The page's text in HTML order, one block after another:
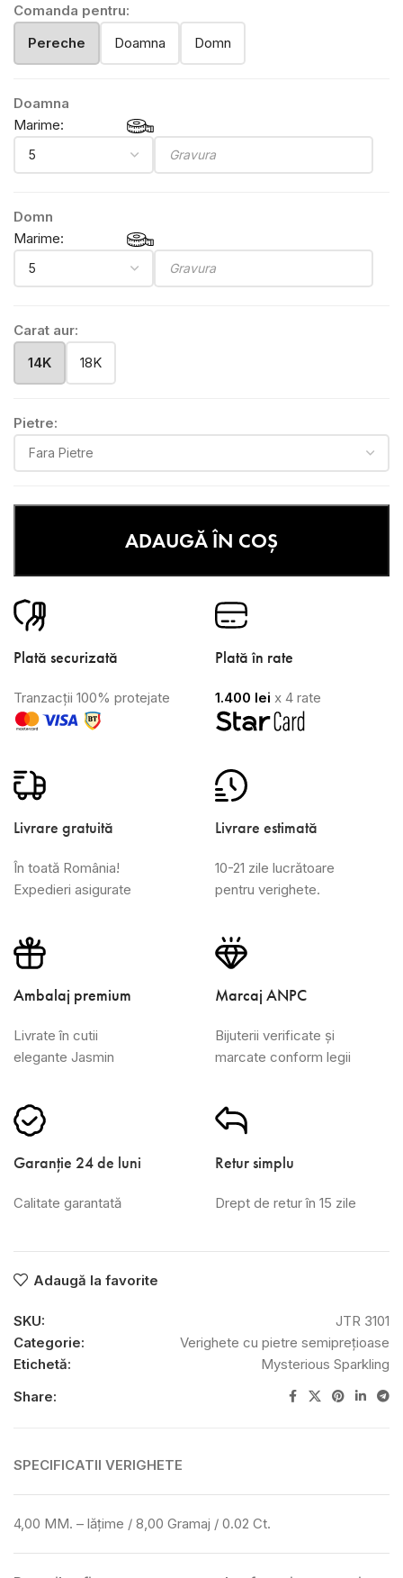
Comanda pentru:
Pereche
Doamna Domn
Doamna
Marime:
Domn
Marime:
Carat aur:
14K
18K
Pietre:
ADAUGĂ ÎN COȘ
Plată securizată
Tranzacții 100% protejate
Plată în rate
1.400 lei x 4 rate
Livrare gratuită
În toată România!
Expedieri asigurate
Livrare estimată
10-21 zile lucrătoare
pentru verighete.
Ambalaj premium
Livrate în cutii
elegante Jasmin
Marcaj ANPC
Bijuterii verificate și
marcate conform legii
Garanție 24 de luni
Calitate garantată
Retur simplu
Drept de retur în 15 zile
Adaugă la favorite
SKU:
JTR 3101
Categorie:
Verighete cu pietre semiprețioase
Etichetă:
Mysterious Sparkling
Share:
SPECIFICATII VERIGHETE
4,00 MM. – lățime / 8,00 Gramaj / 0.02 Ct.